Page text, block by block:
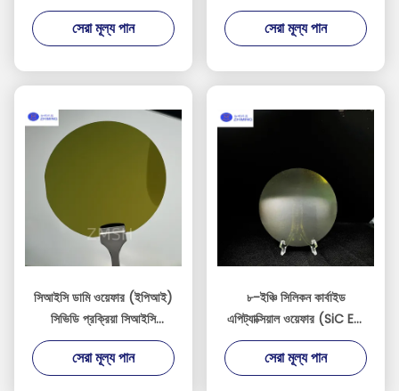
সেমিকন্ডাক্টর
সেরা মূল্য পান
সিআইসি রিং সিআইসি ইলেক্ট্রোড
শুকনো খোদাই
সেরা মূল্য পান
সিআইসি ডামি ওয়েফার (ইপিআই)
সিভিডি প্রক্রিয়া সিআইসি
ইপিট্যাক্সি এবং এমওসিভিডি সিস্টেম
সেরা মূল্য পান
৮-ইঞ্চি সিলিকন কার্বাইড
এপিট্যাক্সিয়াল ওয়েফার (SiC Epi
Wafer)
সেরা মূল্য পান